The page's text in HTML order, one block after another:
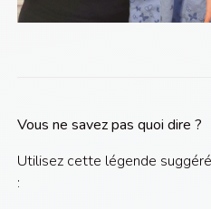
Vous ne savez pas quoi dire ?
Utilisez cette légende
: